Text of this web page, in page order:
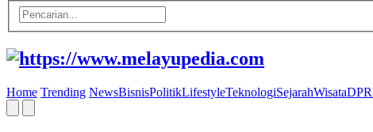
Home Trending NewsBisnisPolitikLifestyleTeknologiSejarahWisata